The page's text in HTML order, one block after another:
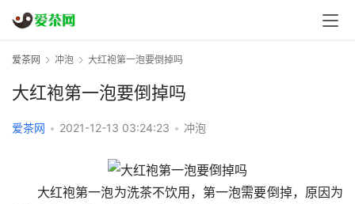
爱茶网 冲泡 大红袍第一泡要倒掉吗
大红袍第一泡要倒掉吗
爱茶网 • 2021-12-13 03:24:23 • 冲泡
大红袍第一泡为洗茶不饮用，第一泡需要倒掉，原因为